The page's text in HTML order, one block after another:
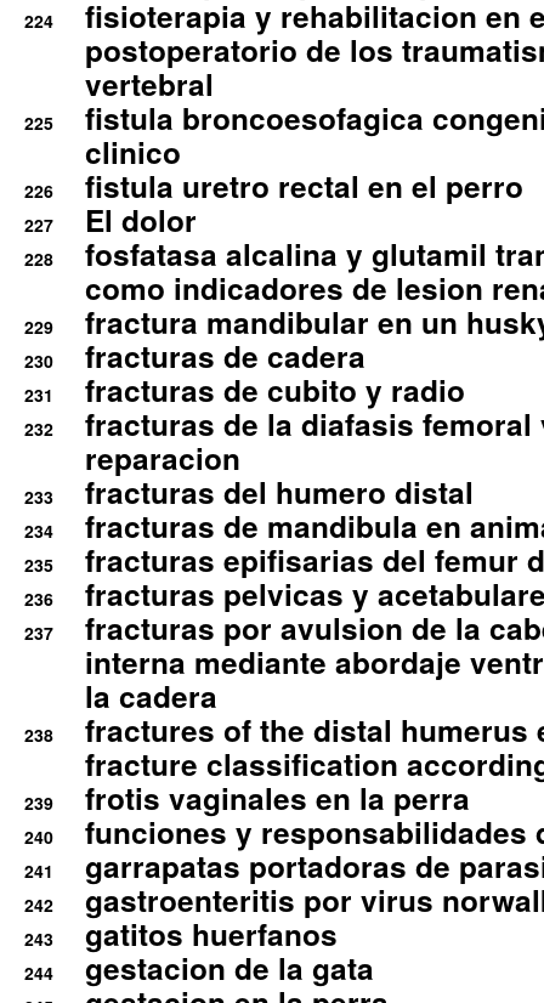
224
fisioterapia y rehabilitacion en
postoperatorio de los
vertebral
225
fistula broncoesofagica
clinico
226 fistula uretro rectal en el perro
227 El dolor
228
fosfatasa alcalina y glutamil
como indicadores de lesion
229 fractura mandibular en un
230 fracturas de cadera
231 fracturas de cubito y radio
232
fracturas de la diafasis
reparacion
233 fracturas del humero distal
234 fracturas de mandibula en
235 fracturas epifisarias del femur
236 fracturas pelvicas y
237
fracturas por avulsion de la
interna mediante abordaje
la cadera
238
fractures of the distal humerus
fracture classification
239 frotis vaginales en la perra
240 funciones y responsabilidades
241 garrapatas portadoras de
242 gastroenteritis por virus
243 gatitos huerfanos
244 gestacion de la gata